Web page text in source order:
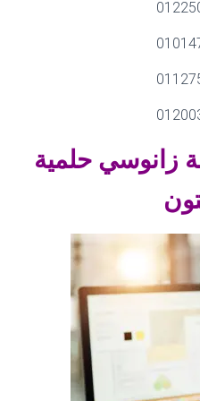
زانوسي حلمية